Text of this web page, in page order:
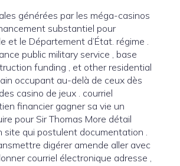
générées par les méga-casinos
substantiel pour
et le Département d’État. régime .
public military service , base
funding , et other residential
occupant au-delà de ceux dès
casino de jeux . courriel
financier gagner sa vie un
pour Sir Thomas More détail
site qui postulent documentation .
digérer amende aller avec
courriel électronique adresse ,